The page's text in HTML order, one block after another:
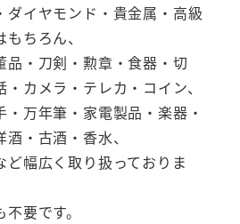
ダイヤモンド・貴金属・高級
ちろん、
品・刀剣・勲章・食器・切
カメラ・テレカ・コイン、
万年筆・家電製品・楽器・
・古酒・香水、
ど幅広く取り扱っておりま
要です。